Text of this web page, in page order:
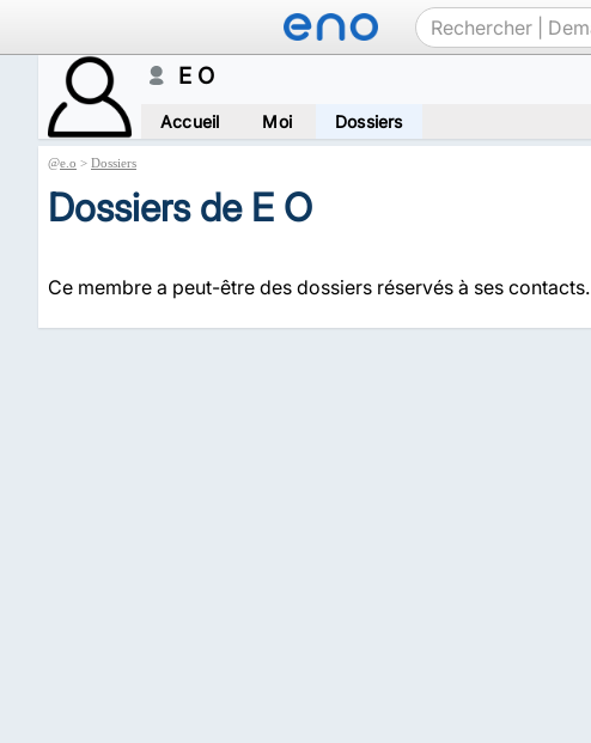
E O
Accueil Moi Dossiers
@e.o > Dossiers
Dossiers de E O
Ce membre a peut-être des dossiers réservés à ses contacts.